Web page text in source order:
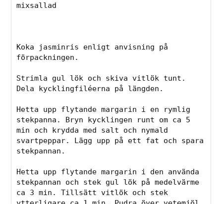
mixsallad
Koka jasminris enligt anvisning på
förpackningen.
Strimla gul lök och skiva vitlök tunt.
Dela kycklingfiléerna på längden.
Hetta upp flytande margarin i en rymlig
stekpanna. Bryn kycklingen runt om ca 5
min och krydda med salt och nymald
svartpeppar. Lägg upp på ett fat och spara
stekpannan.
Hetta upp flytande margarin i den använda
stekpannan och stek gul lök på medelvärme
ca 3 min. Tillsätt vitlök och stek